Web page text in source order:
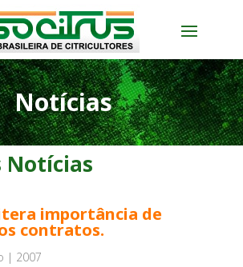
Notícias
Notícias
importância de
contratos.
| 2007